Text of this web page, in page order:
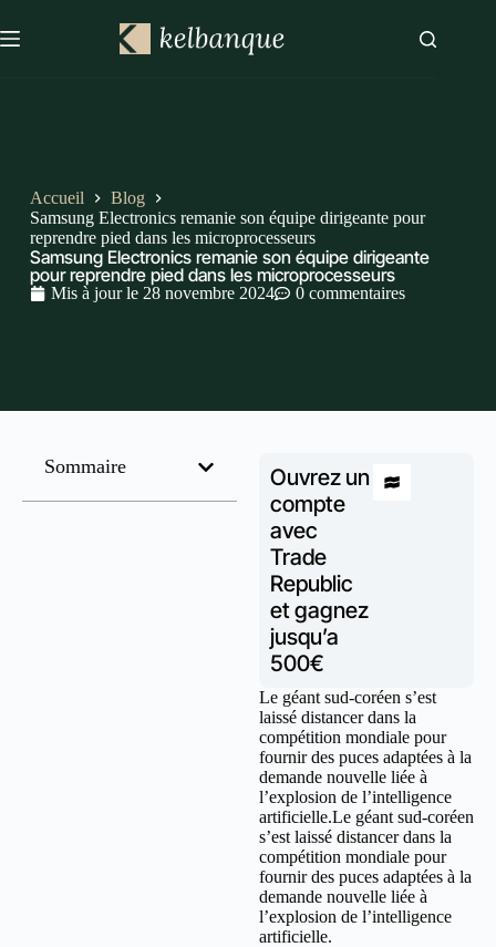
Accueil
Blog
Samsung Electronics remanie son équipe dirigeante pour
reprendre pied dans les microprocesseurs
Samsung Electronics remanie son équipe dirigeante
pour reprendre pied dans les microprocesseurs
Mis à jour le 28 novembre 2024 0 commentaires
Sommaire
Ouvrez un
compte
avec
Trade
Republic
et gagnez
jusqu’a
500€
Le géant sud-coréen s’est
laissé distancer dans la
compétition mondiale pour
fournir des puces adaptées à la
demande nouvelle liée à
l’explosion de l’intelligence
artificielle.Le géant sud-coréen
s’est laissé distancer dans la
compétition mondiale pour
fournir des puces adaptées à la
demande nouvelle liée à
l’explosion de l’intelligence
artificielle.